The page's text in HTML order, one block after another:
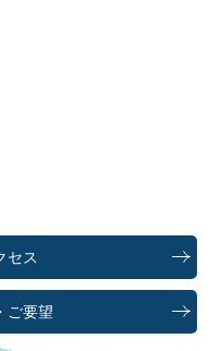
セス
ご要望